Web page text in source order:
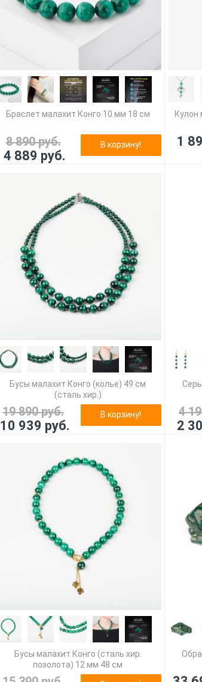
Браслет малахит Конго 10 мм 18 см
8 890 руб.
4 889 руб.
В корзину!
Кулон
1
Бусы малахит Конго (колье) 49 см
(сталь хир.)
19 890 руб.
10 939 руб.
В корзину! 4
2
Бусы малахит Конго (сталь хир.
позолота) 12 мм 48 см